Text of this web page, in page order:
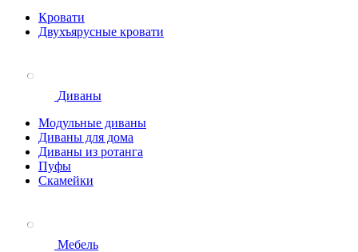
Кровати
Двухъярусные кровати
Диваны
Модульные диваны
Диваны для дома
Диваны из ротанга
Пуфы
Скамейки
Мебель